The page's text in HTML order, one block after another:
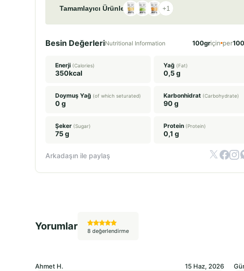
Tamamlayıcı Ürünler +1
Besin DeğerleriNutritional Information 100griçin per
Enerji (Calories)
350kcal
Yağ (Fat)
0,5 g
Doymuş Yağ (of which seturated)
0 g
Karbonhidrat (Carbohydrate)
90 g
Şeker (Sugar)
75 g
Protein (Protein)
0,1 g
Arkadaşın ile paylaş
Yorumlar 8 değerlendirme
Ahmet H. 15 Haz, 2026